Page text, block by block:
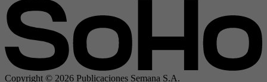
Copyright © 2026 Publicaciones Semana S.A.